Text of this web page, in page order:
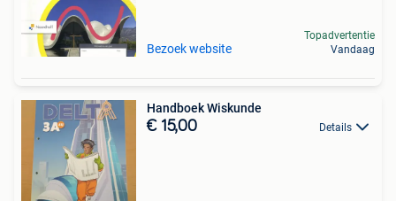
Bezoek website
Topadvertentie
Vandaag
Handboek Wiskunde
€ 15,00 Details